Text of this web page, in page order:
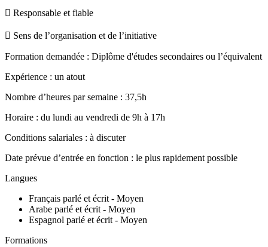
 Responsable et fiable
 Sens de l’organisation et de l’initiative
Formation demandée : Diplôme d'études secondaires ou l’équivalent
Expérience : un atout
Nombre d’heures par semaine : 37,5h
Horaire : du lundi au vendredi de 9h à 17h
Conditions salariales : à discuter
Date prévue d’entrée en fonction : le plus rapidement possible
Langues
Français parlé et écrit - Moyen
Arabe parlé et écrit - Moyen
Espagnol parlé et écrit - Moyen
Formations